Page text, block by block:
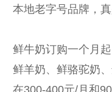
本地老字号品牌，真
鲜牛奶订购一个月
鲜羊奶、鲜骆驼奶
在300-400元/月和